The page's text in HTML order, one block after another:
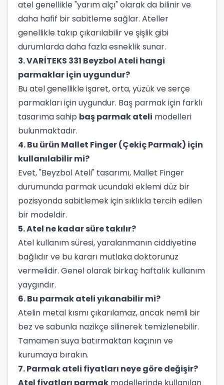
atel genellikle "yarım alçı" olarak da bilinir ve
daha hafif bir sabitleme sağlar. Ateller
genellikle takıp çıkarılabilir ve şişlik gibi
durumlarda daha fazla esneklik sunar.
3. VARİTEKS 331 Beyzbol Ateli hangi
parmaklar için uygundur?
Bu atel genellikle işaret, orta, yüzük ve serçe
parmakları için uygundur. Baş parmak için farklı
tasarıma sahip baş parmak ateli modelleri
bulunmaktadır.
4. Bu ürün Mallet Finger (Çekiç Parmak) için
kullanılabilir mi?
Evet, "Beyzbol Ateli" tasarımı, Mallet Finger
durumunda parmak ucundaki eklemi düz bir
pozisyonda sabitlemek için sıklıkla tercih edilen
bir modeldir.
5. Atel ne kadar süre takılır?
Atel kullanım süresi, yaralanmanın ciddiyetine
bağlıdır ve bu kararı mutlaka doktorunuz
vermelidir. Genel olarak birkaç haftalık kullanım
yaygındır.
6. Bu parmak ateli yıkanabilir mi?
Atelin metal kısmı çıkarılamaz, ancak nemli bir
bez ve sabunla nazikçe silinerek temizlenebilir.
Tamamen suya batırmaktan kaçının ve
kurumaya bırakın.
7. Parmak ateli fiyatları neye göre değişir?